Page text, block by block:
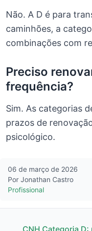
Não. A D é para
caminhões, a
combinações com
Preciso
frequência?
Sim. As categorias
prazos de
psicológico.
06 de março de 2026
Por Jonathan Castro
Profissional
CNH Categoria